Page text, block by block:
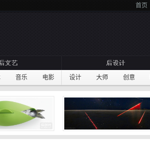
首页
音乐 电影 设计 大师 创意